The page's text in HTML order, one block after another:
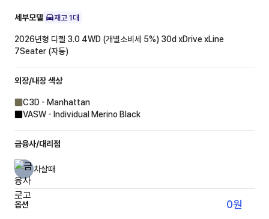
세부모델 재고 1대
2026년형 디젤 3.0 4WD (개별소비세 5%) 30d xDrive xLine
7Seater (자동)
외장/내장색상
C3D - Manhattan
VASW - Individual Merino Black
금융사/대리점
차살때
옵션 0원